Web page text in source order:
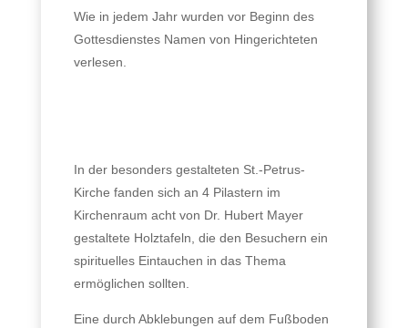
Wie in jedem Jahr wurden vor Beginn des
Gottesdienstes Namen von Hingerichteten
verlesen.
In der besonders gestalteten St.-Petrus-
Kirche fanden sich an 4 Pilastern im
Kirchenraum acht von Dr. Hubert Mayer
gestaltete Holztafeln, die den Besuchern ein
spirituelles Eintauchen in das Thema
ermöglichen sollten.
Eine durch Abklebungen auf dem Fußboden